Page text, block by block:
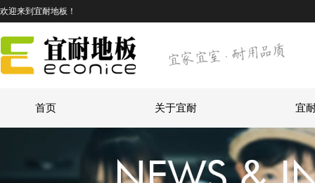
欢迎来到宜耐地板！
首页 关于宜耐 宜